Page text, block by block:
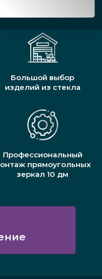
Большой выбор
изделий из стекла
Профессиональный
прямоугольных
зеркал 10 дм